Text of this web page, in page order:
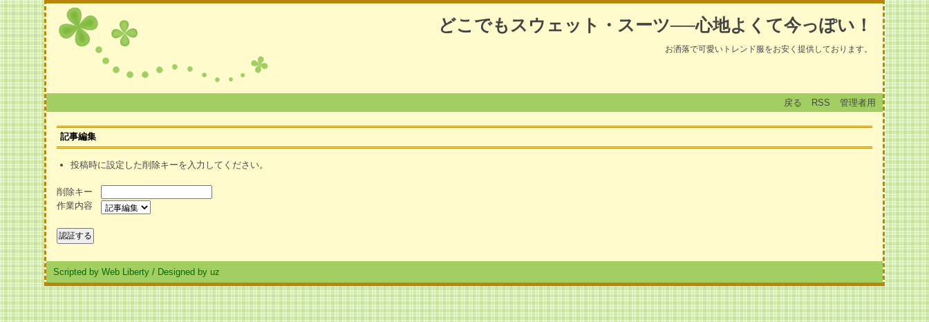
どこでもスウェット・スーツ──心地よくて今っぽい！
お洒落で可愛いトレンド服をお安く提供しております。
戻る RSS 管理者用
記事編集
投稿時に設定した削除キーを入力してください。
削除キー
作業内容
Scripted by Web Liberty / Designed by uz